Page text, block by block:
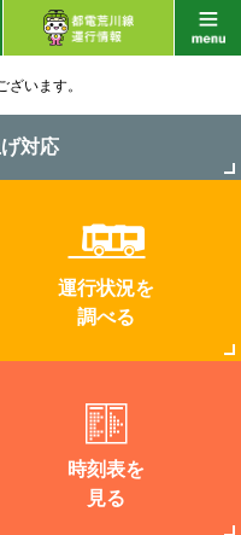
います。
対応
運行状況を
調べる
時刻表を
見る